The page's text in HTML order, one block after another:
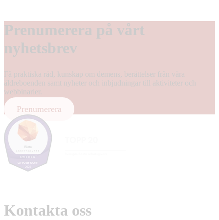
Prenumerera på vårt
nyhetsbrev
Få praktiska råd, kunskap om demens, berättelser från våra
äldreboenden samt nyheter och inbjudningar till aktiviteter och
webbinarier.
Prenumerera
Kontakta oss